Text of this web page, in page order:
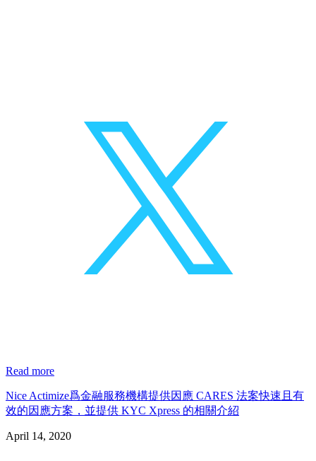
Read more
Nice Actimize爲金融服務機構提供因應 CARES 法案快速且有
效的因應方案，並提供 KYC Xpress 的相關介紹
April 14, 2020